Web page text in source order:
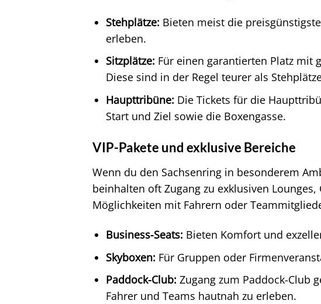
Stehplätze: Bieten meist die
erleben.
Sitzplätze: Für einen garantierten Platz mit
Diese sind in der Regel teurer als
Haupttribüne: Die Tickets für die
Start und Ziel sowie die Boxengasse.
VIP-Pakete und exklusive Bereiche
Wenn du den Sachsenring in besonderem
beinhalten oft Zugang zu exklusiven
Möglichkeiten mit Fahrern oder
Business-Seats: Bieten Komfort und
Skyboxen: Für Gruppen oder
Paddock-Club: Zugang zum Paddock-Club
Fahrer und Teams hautnah zu erleben.